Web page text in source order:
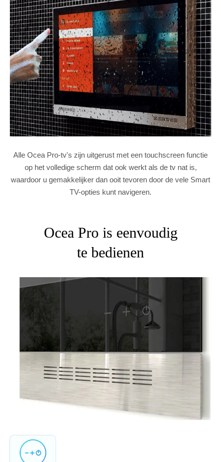
Alle Ocea Pro-tv's zijn uitgerust met een touchscreen functie
op het volledige scherm dat ook werkt als de tv nat is,
waardoor u gemakkelijker dan ooit tevoren door de vele Smart
TV-opties kunt navigeren.
Ocea Pro is eenvoudig
te bedienen